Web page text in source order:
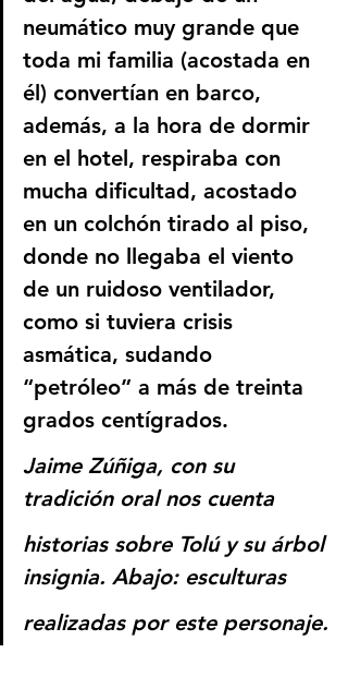
neumático muy grande que
toda mi familia (acostada en
él) convertían en barco,
además, a la hora de dormir
en el hotel, respiraba con
mucha dificultad, acostado
en un colchón tirado al piso,
donde no llegaba el viento
de un ruidoso ventilador,
como si tuviera crisis
asmática, sudando
“petróleo” a más de treinta
grados centígrados.
Jaime Zúñiga, con su
tradición oral nos cuenta
historias sobre Tolú y su árbol
insignia. Abajo: esculturas
realizadas por este personaje.